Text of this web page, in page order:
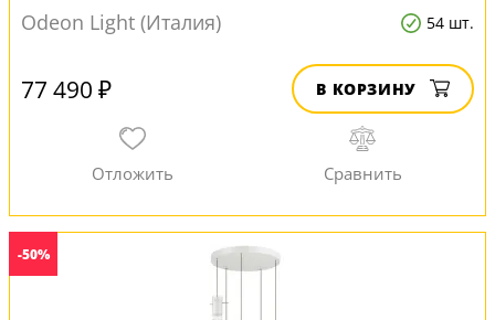
Odeon Light (Италия) 54 шт.
77 490 ₽ В КОРЗИНУ
-50%